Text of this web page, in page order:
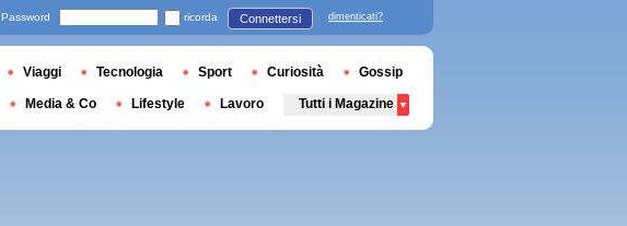
Password ricorda Connettersi dimenticati?
Viaggi Tecnologia Sport Curiosità Gossip
Media & Co Lifestyle Lavoro Tutti i Magazine